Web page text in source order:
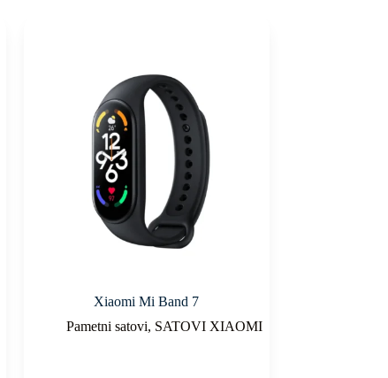
Xiaomi Mi Band 7
Pametni satovi, SATOVI XIAOMI